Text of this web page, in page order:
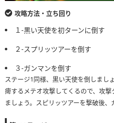
攻略方法・立ち回り
１-黒い天使を初ターンに倒す
２-スプリッツアーを倒す
３-ガンマンを倒す
ステージ1同様、黒い天使を倒しまし
痺するメテオ攻撃してくるので、攻
ましょう。スピリッツアーを撃破後、